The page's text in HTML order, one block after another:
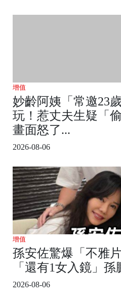
增值
妙齡阿姨「常邀23
玩！惹丈夫生疑「
畫面怒了...
2026-08-06
增值
孫安佐驚爆「不雅
「還有1女入鏡」
2026-08-06